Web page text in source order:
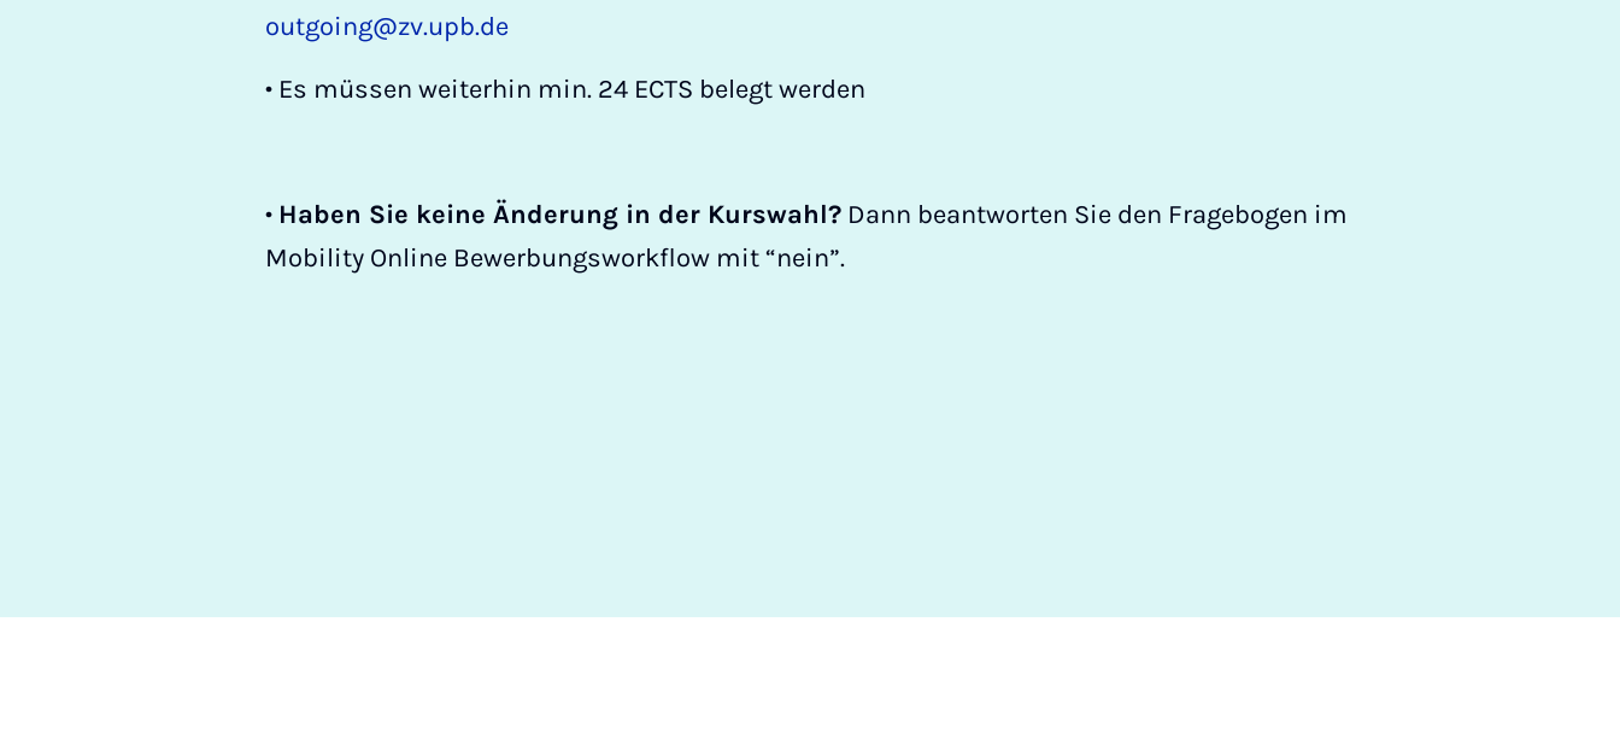
outgoing@zv.upb.de
• Es müssen weiterhin min. 24 ECTS belegt werden
• Haben Sie keine Änderung in der Kurswahl? Dann beantworten Sie den Fragebogen im
Mobility Online Bewerbungsworkflow mit “nein”.